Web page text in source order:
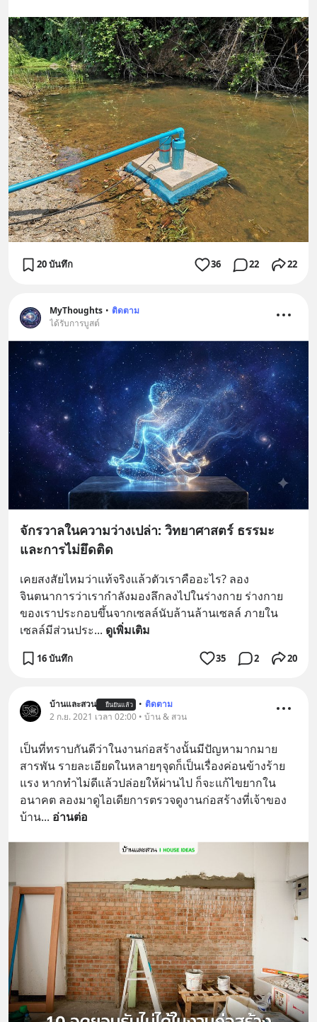
20 บันทึก 36 22 22
MyThoughts • ติดตาม
ได้รับการบูสต์
จักรวาลในความว่างเปล่า: วิทยาศาสตร์ ธรรมะ
และการไม่ยึดติด
เคยสงสัยไหมว่าแท้จริงแล้วตัวเราคืออะไร? ลอง
จินตนาการว่าเรากำลังมองลึกลงไปในร่างกาย ร่างกาย
ของเราประกอบขึ้นจากเซลล์นับล้านล้านเซลล์ ภายใน
เซลล์มีส่วนประ... ดูเพิ่มเติม
16 บันทึก 35 2 20
บ้านและสวน ยืนยันแล้ว • ติดตาม
2 ก.ย. 2021 เวลา 02:00 • บ้าน & สวน
เป็นที่ทราบกันดีว่าในงานก่อสร้างนั้นมีปัญหามากมาย
สารพัน รายละเอียดในหลายๆจุดก็เป็นเรื่องค่อนข้างร้าย
แรง หากทำไม่ดีแล้วปล่อยให้ผ่านไป ก็จะแก้ไขยากใน
อนาคต ลองมาดูไอเดียการตรวจดูงานก่อสร้างที่เจ้าของ
บ้าน... อ่านต่อ